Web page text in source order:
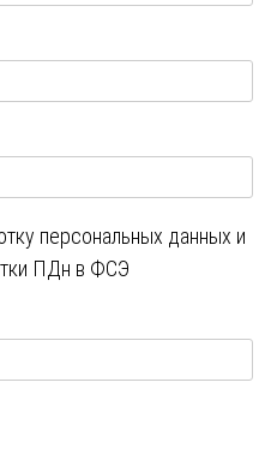
персональных данных и
ПДн в ФСЭ